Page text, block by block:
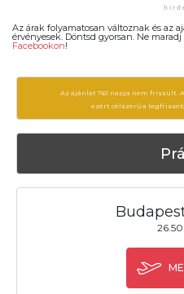
Az árak folyamatosan változnak és az
érvényesek. Döntsd gyorsan. Ne
Facebookon!
Az ajánlat 761 napja nem frissült.
ezért célszerű a